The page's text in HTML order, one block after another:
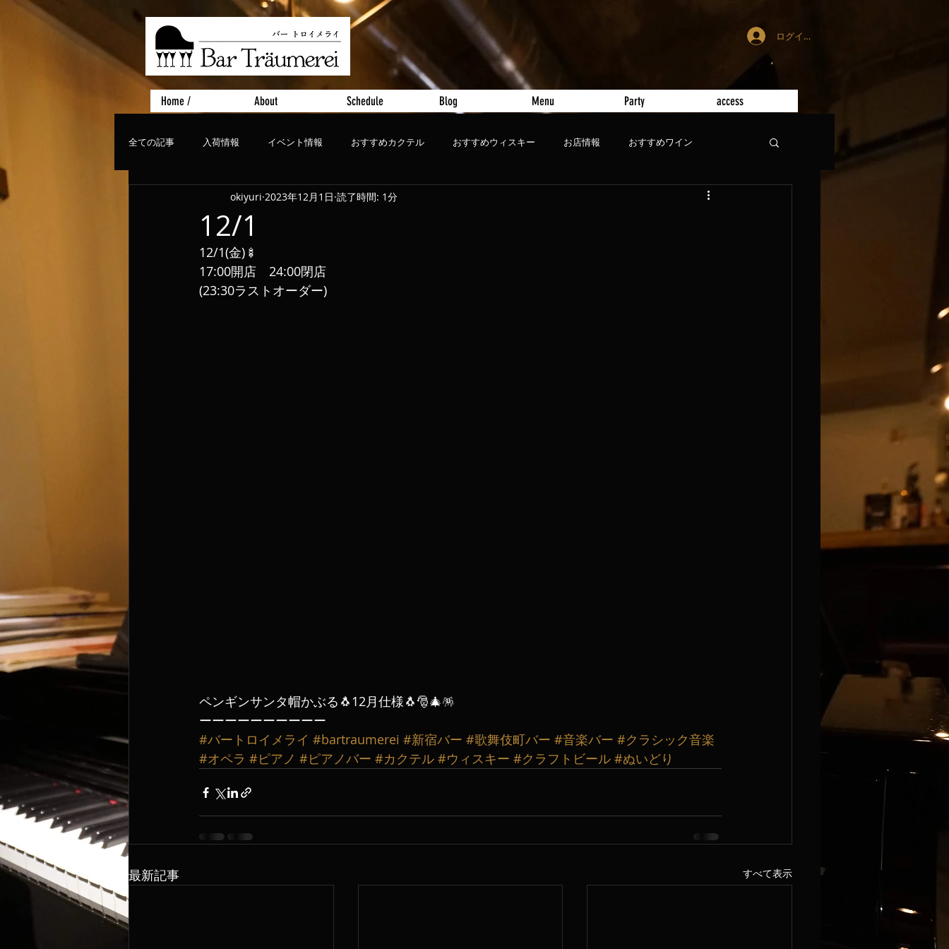
ログイン
Home / About Schedule Blog Menu Party access
全ての記事 入荷情報 イベント情報 おすすめカクテル おすすめウィスキー お店情報 おすすめワイン
ライブ、コンサート おすすめビール
12/1
okiyuri 2023年12月1日 読了時間: 1分
12/1(金)🍢
17:00開店　24:00閉店
(23:30ラストオーダー)
ペンギンサンタ帽かぶる🐧12月仕様🐧🎅🎄🪅
ーーーーーーーーーー
#バートロイメライ #bartraumerei #新宿バー #歌舞伎町バー #音楽バー #クラシック音楽
#オペラ #ピアノ #ピアノバー #カクテル #ウィスキー #クラフトビール #ぬいどり
最新記事 すべて表示